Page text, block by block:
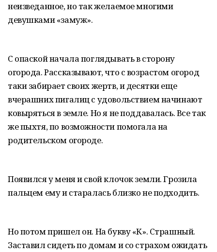
неизведанное, но так желаемое многими
девушками «замуж».
С опаской начала поглядывать в сторону
огорода. Рассказывают, что с возрастом огород
таки забирает своих жертв, и десятки еще
вчерашних пигалиц с удовольствием начинают
ковыряться в земле. Но я не поддавалась. Все так
же пыхтя, по возможности помогала на
родительском огороде.
Появился у меня и свой клочок земли. Грозила
пальцем ему и старалась близко не подходить.
Но потом пришел он. На букву «К». Страшный.
Заставил сидеть по домам и со страхом ожидать